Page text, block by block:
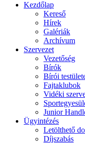
Kezdőlap
Kereső
Hírek
Galériák
Archívum
Szervezet
Vezetőség
Bírók
Bírói
Fajtaklubok
Vidéki
Junior
Ügyintézés
Letölthető
Díjszabás